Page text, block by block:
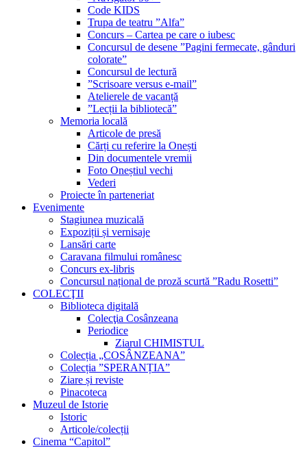
Code KIDS
Trupa de teatru ”Alfa”
Concurs – Cartea pe care o iubesc
Concursul de desene ”Pagini fermecate, gânduri
colorate”
Concursul de lectură
”Scrisoare versus e-mail”
Atelierele de vacanță
”Lecții la bibliotecă”
Memoria locală
Articole de presă
Cărți cu referire la Onești
Din documentele vremii
Foto Oneștiul vechi
Vederi
Proiecte în parteneriat
Evenimente
Stagiunea muzicală
Expoziții și vernisaje
Lansări carte
Caravana filmului românesc
Concurs ex-libris
Concursul național de proză scurtă ”Radu Rosetti”
COLECŢII
Biblioteca digitală
Colecţia Cosânzeana
Periodice
Ziarul CHIMISTUL
Colecția „COSÂNZEANA”
Colecția ”SPERANȚIA”
Ziare și reviste
Pinacoteca
Muzeul de Istorie
Istoric
Articole/colecții
Cinema “Capitol”